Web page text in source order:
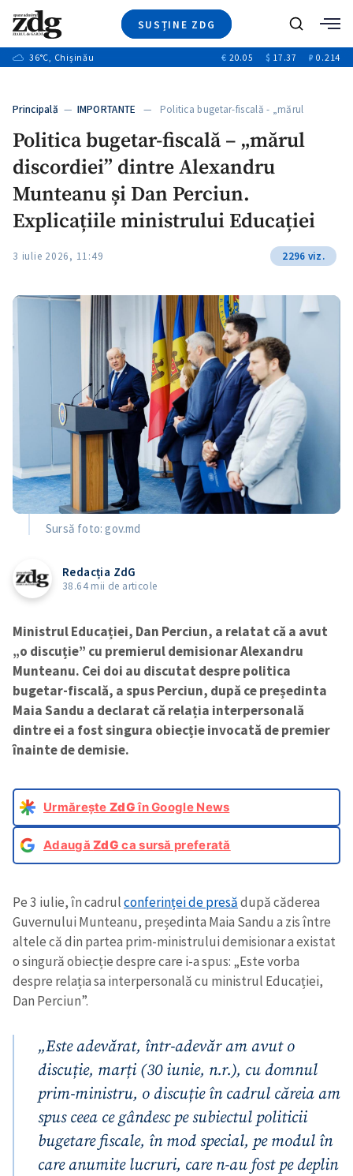
SUSȚINE ZDG
Ştiri
+12
Video
Special
+1
Blog
Caută
36°C, Chișinău € 20.05 $ 17.37 ₽ 0.214
Principală — IMPORTANTE — Politica bugetar-fiscală - „mărul
Politica bugetar-fiscală – „mărul
discordiei” dintre Alexandru
Munteanu și Dan Perciun.
Explicațiile ministrului Educației
3 iulie 2026, 11:49 2296 viz.
Sursă foto: gov.md
Redacția ZdG
38.64 mii de articole
Ministrul Educației, Dan Perciun, a relatat că a avut
„o discuție” cu premierul demisionar Alexandru
Munteanu. Cei doi au discutat despre politica
bugetar-fiscală, a spus Perciun, după ce președinta
Maia Sandu a declarat că relația interpersonală
dintre ei a fost singura obiecție invocată de premier
înainte de demisie.
Urmărește ZdGîn Google News
AdaugăZdG ca sursă preferată
Pe 3 iulie, în cadrulconferinței de presădupă căderea
Guvernului Munteanu, președinta Maia Sandu a zis între
altele că din partea prim-ministrului demisionar a existat
o singură obiecție despre care i-a spus: „Este vorba
despre relația sa interpersonală cu ministrul Educației,
Dan Perciun”.
„Este adevărat, într-adevăr am avut o
discuție, marți (30 iunie, n.r.), cu domnul
prim-ministru, o discuție în cadrul căreia am
spus ceea ce gândesc pe subiectul politicii
bugetare fiscale, în mod special, pe modul în
care anumite lucruri, care n-au fost pe deplin